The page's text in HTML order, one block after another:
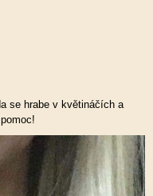
se hrabe v květináčích a